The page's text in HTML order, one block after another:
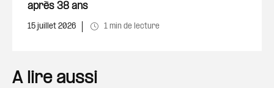
après 38 ans
15 juillet 2026 1 min de lecture
A lire aussi